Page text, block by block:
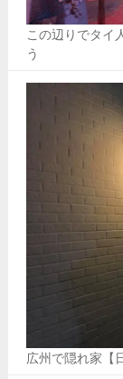
この辺りでタイ
う
広州で隠れ家【